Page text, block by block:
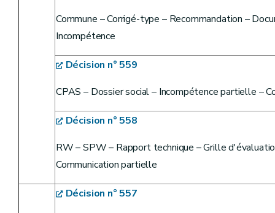
Commune – Corrigé-type – Recommandation –
Incompétence
Décision n° 559
CPAS – Dossier social – Incompétence partielle –
Décision n° 558
RW – SPW – Rapport technique – Grille
Communication partielle
Décision n° 557